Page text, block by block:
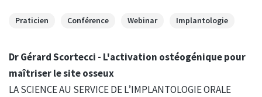
Praticien Conférence Webinar Implantologie
Dr Gérard Scortecci - L'activation ostéogénique pour
maîtriser le site osseux
LA SCIENCE AU SERVICE DE L’IMPLANTOLOGIE ORALE